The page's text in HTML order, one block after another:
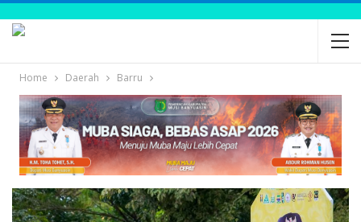
Home Daerah Barru